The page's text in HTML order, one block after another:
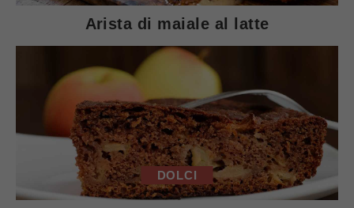
Arista di maiale al latte
DOLCI